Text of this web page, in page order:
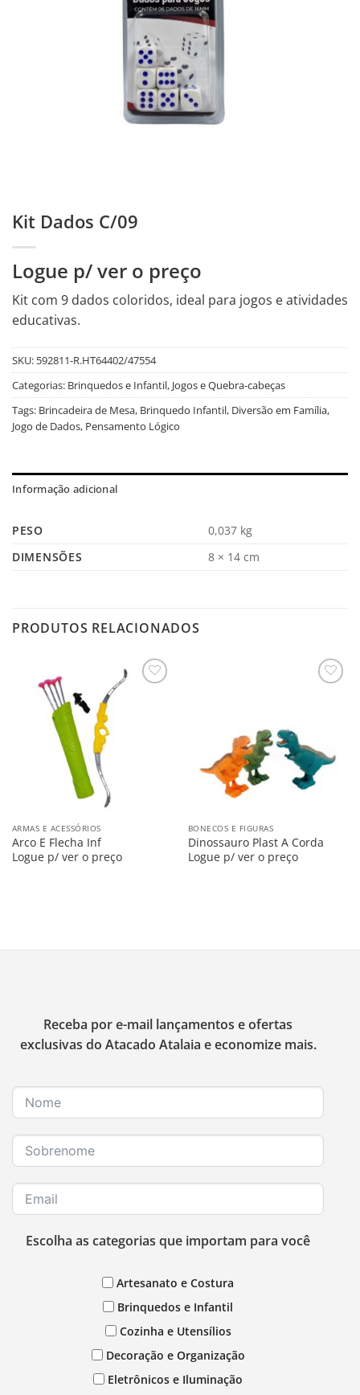
Kit Dados C/09
Logue p/ ver o preço
Kit com 9 dados coloridos, ideal para jogos e atividades
educativas.
SKU: 592811-R.HT64402/47554
Categorias: Brinquedos e Infantil, Jogos e Quebra-cabeças
Tags: Brincadeira de Mesa, Brinquedo Infantil, Diversão em Família,
Jogo de Dados, Pensamento Lógico
Informação adicional
PESO
0,037 kg
DIMENSÕES
8 × 14 cm
PRODUTOS RELACIONADOS
ARMAS E ACESSÓRIOS
Arco E Flecha Inf
Logue p/ ver o preço
BONECOS E FIGURAS
Dinossauro Plast A Corda
Logue p/ ver o preço
Receba por e-mail lançamentos e ofertas
exclusivas do Atacado Atalaia e economize mais.
Escolha as categorias que importam para você
Artesanato e Costura
Brinquedos e Infantil
Cozinha e Utensílios
Decoração e Organização
Eletrônicos e Iluminação